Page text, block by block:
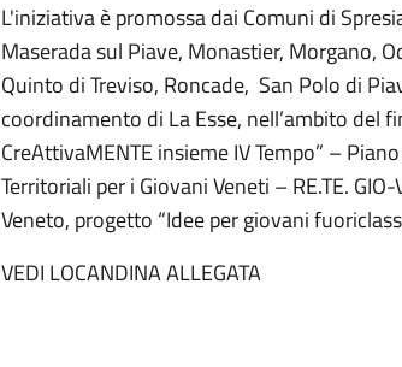
L'iniziativa è promossa dai Comuni di
Maserada sul Piave, Monastier, Morgano,
Quinto di Treviso, Roncade, San Polo di
coordinamento di La Esse, nell’ambito del
CreAttivaMENTE insieme IV Tempo” –
Territoriali per i Giovani Veneti – RE.TE.
Veneto, progetto “Idee per giovani
VEDI LOCANDINA ALLEGATA